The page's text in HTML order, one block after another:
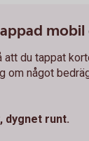
att du tappat
om något
dygnet runt.